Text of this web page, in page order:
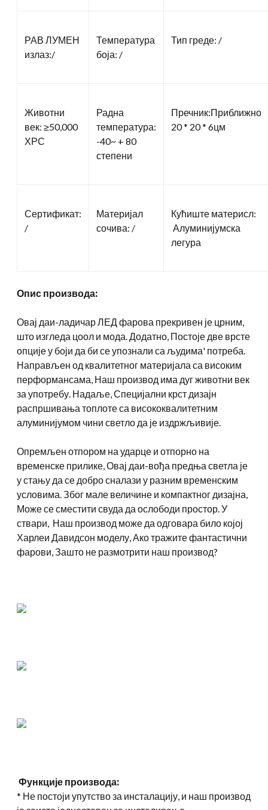
РАВ ЛУМЕН
излаз:/
Температура
боја: /
Тип греде: /
Животни
век: ≥50,000
ХРС
Радна
температура:
-40~ + 80
степени
Пречник:Приближно
20 * 20 * 6цм
Сертификат:
/
Материјал
сочива: /
Кућиште материсл:
Алуминијумска
легура
Опис производа:
Овај даи-ладичар ЛЕД фарова прекривен је црним,
што изгледа цоол и мода. Додатно, Постоје две врсте
опције у боји да би се упознали са људима' потреба.
Направљен од квалитетног материјала са високим
перформансама, Наш производ има дуг животни век
за употребу. Надаље, Специјални крст дизајн
распршивања топлоте са висококвалитетним
алуминијумом чини светло да је издржљивије.
Опремљен отпором на ударце и отпорно на
временске прилике, Овај даи-вођа предња светла је
у стању да се добро сналази у разним временским
условима. Због мале величине и компактног дизајна,
Може се сместити свуда да ослободи простор. У
ствари, Наш производ може да одговара било којој
Харлеи Давидсон моделу, Ако тражите фантастични
фарови, Зашто не размотрити наш производ?
Функције производа:
* Не постоји упутство за инсталацију, и наш производ